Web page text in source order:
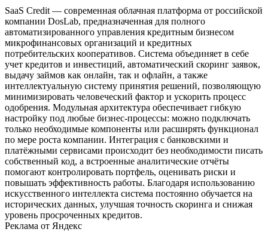
SaaS Credit — современная облачная платформа от российской
компании DosLab, предназначенная для полного
автоматизированного управления кредитным бизнесом
микрофинансовых организаций и кредитных
потребительских кооперативов. Система объединяет в себе
учет кредитов и инвестиций, автоматический скоринг заявок,
выдачу займов как онлайн, так и офлайн, а также
интеллектуальную систему принятия решений, позволяющую
минимизировать человеческий фактор и ускорить процесс
одобрения. Модульная архитектура обеспечивает гибкую
настройку под любые бизнес‑процессы: можно подключать
только необходимые компоненты или расширять функционал
по мере роста компании. Интеграция с банковскими и
платёжными сервисами происходит без необходимости писать
собственный код, а встроенные аналитические отчёты
помогают контролировать портфель, оценивать риски и
повышать эффективность работы. Благодаря использованию
искусственного интеллекта система постоянно обучается на
исторических данных, улучшая точность скоринга и снижая
уровень просроченных кредитов.
Реклама от Яндекс